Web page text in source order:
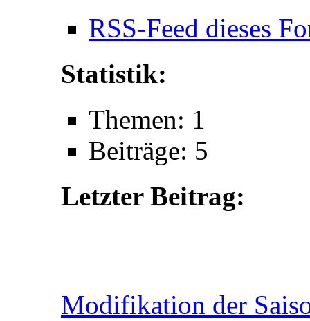
RSS-Feed dieses
Statistik:
Themen: 1
Beiträge: 5
Letzter Beitrag:
Modifikation der